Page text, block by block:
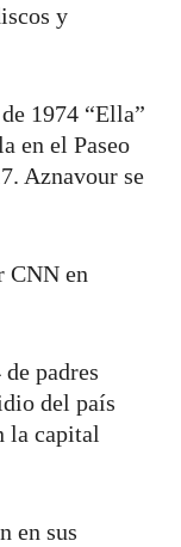
y
1974 “Ella”
en el Paseo
Aznavour se
CNN en
padres
del país
la capital
en sus